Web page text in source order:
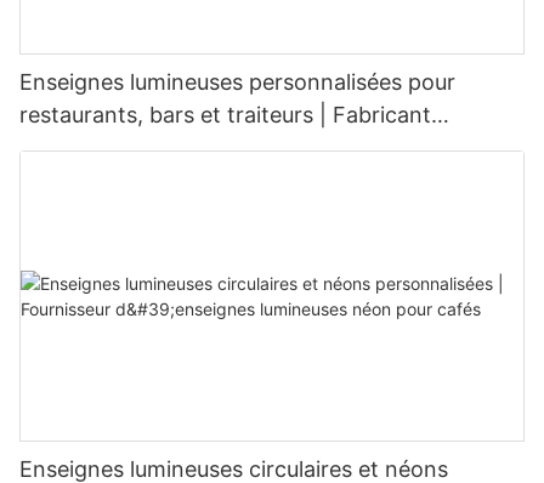
Enseignes lumineuses personnalisées pour
restaurants, bars et traiteurs | Fabricant
d'enseignes LED
Enseignes lumineuses circulaires et néons